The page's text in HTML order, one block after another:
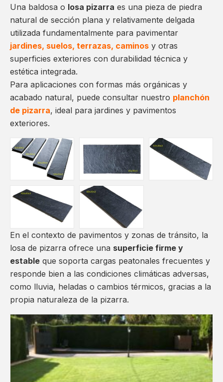
Una baldosa o losa pizarra es una pieza de piedra
natural de sección plana y relativamente delgada
utilizada fundamentalmente para pavimentar
jardines, suelos, terrazas, caminos y otras
superficies exteriores con durabilidad técnica y
estética integrada.
Para aplicaciones con formas más orgánicas y
acabado natural, puede consultar nuestro planchón
de pizarra, ideal para jardines y pavimentos
exteriores.
En el contexto de pavimentos y zonas de tránsito, la
losa de pizarra ofrece una superficie firme y
estable que soporta cargas peatonales frecuentes y
responde bien a las condiciones climáticas adversas,
como lluvia, heladas o cambios térmicos, gracias a la
propia naturaleza de la pizarra.